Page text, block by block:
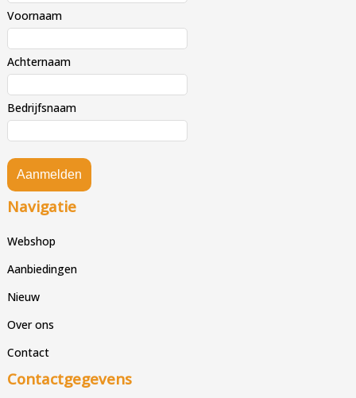
Voornaam
Achternaam
Bedrijfsnaam
Aanmelden
Navigatie
Webshop
Aanbiedingen
Nieuw
Over ons
Contact
Contactgegevens